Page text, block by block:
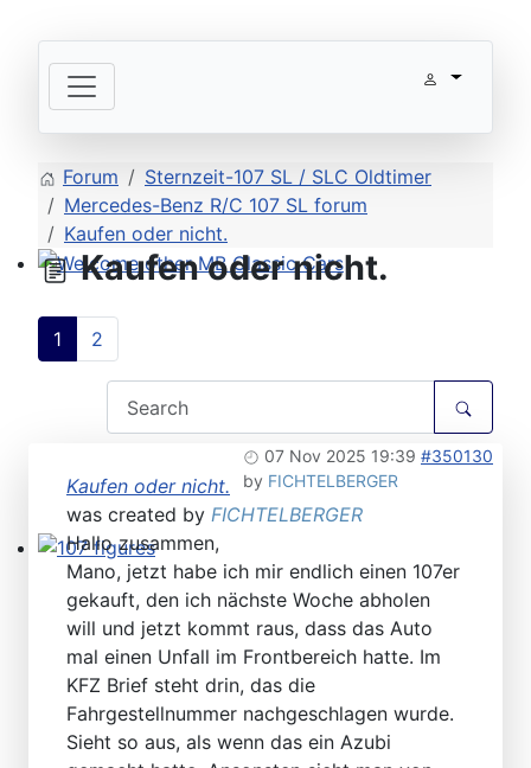
Welcome other MB Classic Cars
107 figures
Forum
Sternzeit-107 SL / SLC Oldtimer
Mercedes-Benz R/C 107 SL forum
Kaufen oder nicht.
Kaufen oder nicht.
1 2
07 Nov 2025 19:39 #350130
by FICHTELBERGER
Kaufen oder nicht.
was created by FICHTELBERGER
Hallo zusammen,
Mano, jetzt habe ich mir endlich einen 107er
gekauft, den ich nächste Woche abholen
will und jetzt kommt raus, dass das Auto
mal einen Unfall im Frontbereich hatte. Im
KFZ Brief steht drin, das die
Fahrgestellnummer nachgeschlagen wurde.
Sieht so aus, als wenn das ein Azubi